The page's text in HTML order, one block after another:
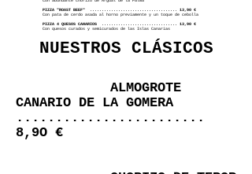
PIZZA "ROAST BEEF" ..................................... 13,90 €
Con pata de cerdo asada al horno previamente y un toque de cebolla
PIZZA 4 QUESOS CANARIOS ................................ 13,90 €
Con quesos curados y semicurados de las Islas Canarias
NUESTROS CLÁSICOS
ALMOGROTE
CANARIO DE LA GOMERA
........................
8,9O €